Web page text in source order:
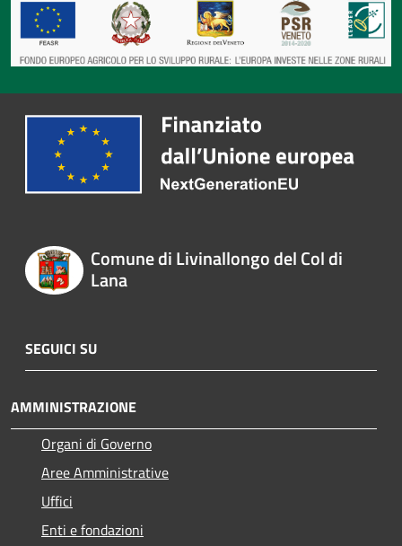
Comune di Livinallongo del Col di
Lana
SEGUICI SU
AMMINISTRAZIONE
Organi di Governo
Aree Amministrative
Uffici
Enti e fondazioni